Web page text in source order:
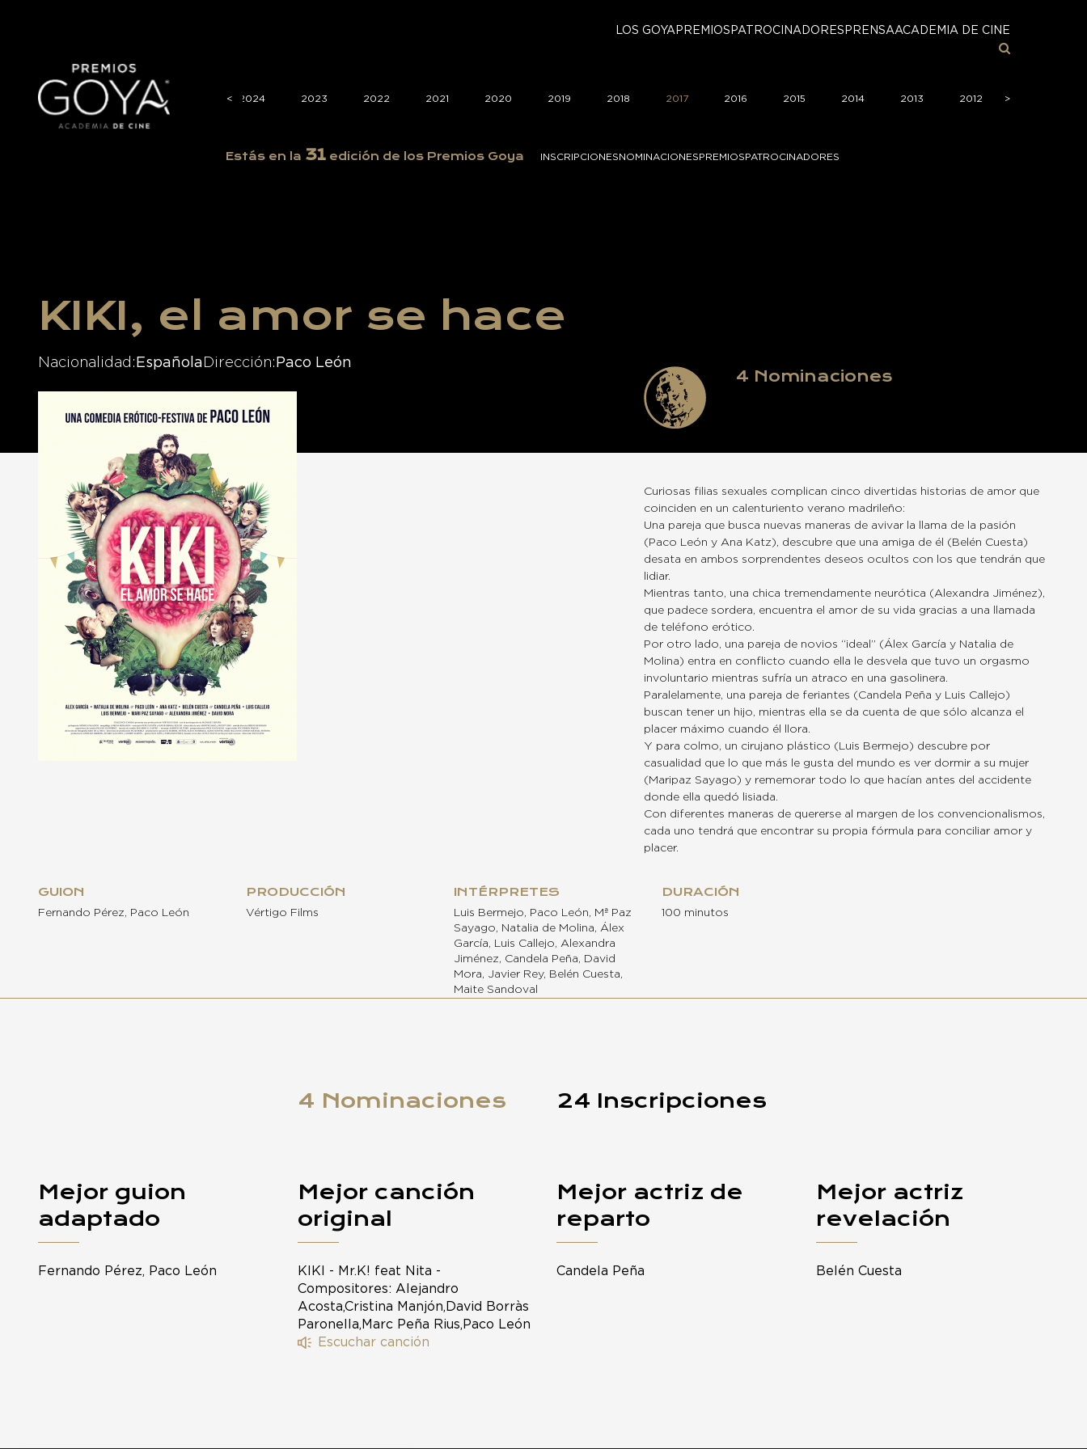
LOS GOYA PREMIOS PATROCINADORES PRENSAACADEMIA DE CINE
<
<
2026 2024 2023 2022 2021 2020 2019 2018 2017 2016 2015 2014 2013 2012 >
>
Estás en la 31edición de los Premios Goya INSCRIPCIONESNOMINACIONESPREMIOSPATROCINADORES
KIKI, el amor se hace
Nacionalidad Española Dirección Paco León
4 Nominaciones
Curiosas filias sexuales complican cinco divertidas historias de amor que
coinciden en un calenturiento verano madrileño:
Una pareja que busca nuevas maneras de avivar la llama de la pasión
(Paco León y Ana Katz), descubre que una amiga de él (Belén Cuesta)
desata en ambos sorprendentes deseos ocultos con los que tendrán que
lidiar.
Mientras tanto, una chica tremendamente neurótica (Alexandra Jiménez),
que padece sordera, encuentra el amor de su vida gracias a una llamada
de teléfono erótico.
Por otro lado, una pareja de novios “ideal” (Álex García y Natalia de
Molina) entra en conflicto cuando ella le desvela que tuvo un orgasmo
involuntario mientras sufría un atraco en una gasolinera.
Paralelamente, una pareja de feriantes (Candela Peña y Luis Callejo)
buscan tener un hijo, mientras ella se da cuenta de que sólo alcanza el
placer máximo cuando él llora.
Y para colmo, un cirujano plástico (Luis Bermejo) descubre por
casualidad que lo que más le gusta del mundo es ver dormir a su mujer
(Maripaz Sayago) y rememorar todo lo que hacían antes del accidente
donde ella quedó lisiada.
Con diferentes maneras de quererse al margen de los convencionalismos,
cada uno tendrá que encontrar su propia fórmula para conciliar amor y
placer.
GUION
Fernando Pérez, Paco León
PRODUCCIÓN
Vértigo Films
INTÉRPRETES
Luis Bermejo, Paco León, Mª Paz
Sayago, Natalia de Molina, Álex
García, Luis Callejo, Alexandra
Jiménez, Candela Peña, David
Mora, Javier Rey, Belén Cuesta,
Maite Sandoval
DURACIÓN
100 minutos
4 Nominaciones 24 Inscripciones
Mejor guion
adaptado
Fernando Pérez, Paco León
Mejor canción
original
KIKI - Mr.K! feat Nita -
Compositores: Alejandro
Acosta,Cristina Manjón,David Borràs
Paronella,Marc Peña Rius,Paco León
Escuchar canción
Mejor actriz de
reparto
Candela Peña
Mejor actriz
revelación
Belén Cuesta